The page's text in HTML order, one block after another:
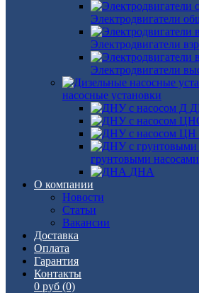
Электродвигатели
Электродвигатели
Электродвигатели
насосные установки
грунтовыми насосами
ДНА
О компании
Новости
Статьи
Вакансии
Доставка
Оплата
Гарантия
Контакты
0 руб (0)